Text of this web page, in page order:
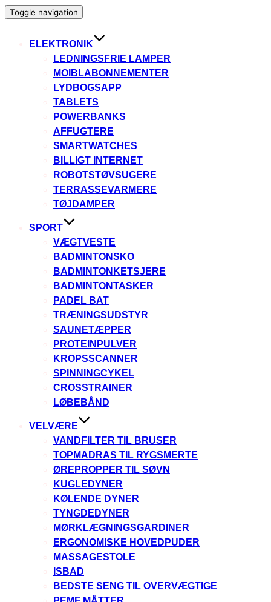
Toggle navigation
ELEKTRONIK
LEDNINGSFRIE LAMPER
MOIBLABONNEMENTER
LYDBOGSAPP
TABLETS
POWERBANKS
AFFUGTERE
SMARTWATCHES
BILLIGT INTERNET
ROBOTSTØVSUGERE
TERRASSEVARMERE
TØJDAMPER
SPORT
VÆGTVESTE
BADMINTONSKO
BADMINTONKETSJERE
BADMINTONTASKER
PADEL BAT
TRÆNINGSUDSTYR
SAUNETÆPPER
PROTEINPULVER
KROPSSCANNER
SPINNINGCYKEL
CROSSTRAINER
LØBEBÅND
VELVÆRE
VANDFILTER TIL BRUSER
TOPMADRAS TIL RYGSMERTE
ØREPROPPER TIL SØVN
KUGLEDYNER
KØLENDE DYNER
TYNGDEDYNER
MØRKLÆGNINGSGARDINER
ERGONOMISKE HOVEDPUDER
MASSAGESTOLE
ISBAD
BEDSTE SENG TIL OVERVÆGTIGE